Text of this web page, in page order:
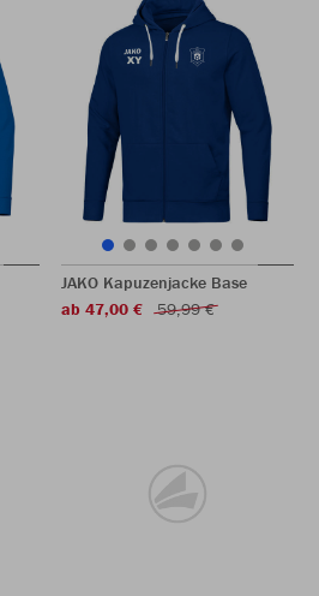
JAKO Kapuzenjacke Base
ab 47,00 €
59,99 €